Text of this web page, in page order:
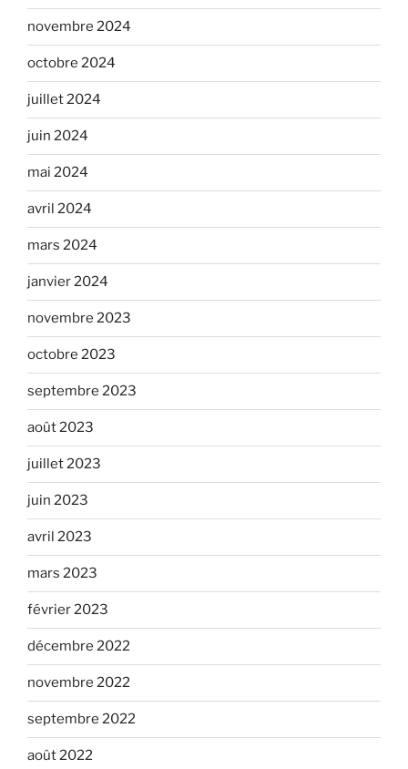
novembre 2024
octobre 2024
juillet 2024
juin 2024
mai 2024
avril 2024
mars 2024
janvier 2024
novembre 2023
octobre 2023
septembre 2023
août 2023
juillet 2023
juin 2023
avril 2023
mars 2023
février 2023
décembre 2022
novembre 2022
septembre 2022
août 2022